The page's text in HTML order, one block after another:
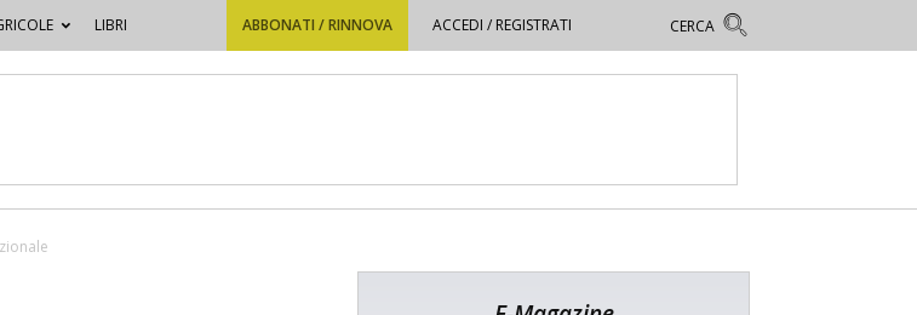
LIBRI ABBONATI / RINNOVA ACCEDI / REGISTRATI